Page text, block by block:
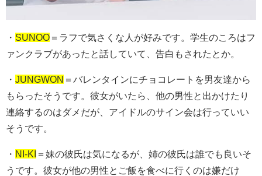
・ SUNOO ＝ラフで気さくな人が好みです。学生のころはフ
ァンクラブがあったと話していて、告白もされたとか。
・ JUNGWON ＝バレンタインにチョコレートを男友達から
もらったそうです。彼女がいたら、他の男性と出かけたり
連絡するのはダメだが、アイドルのサイン会は行っていい
そうです。
・ NI-KI ＝妹の彼氏は気になるが、姉の彼氏は誰でも良いそ
うです。彼女が他の男性とご飯を食べに行くのは嫌だけ